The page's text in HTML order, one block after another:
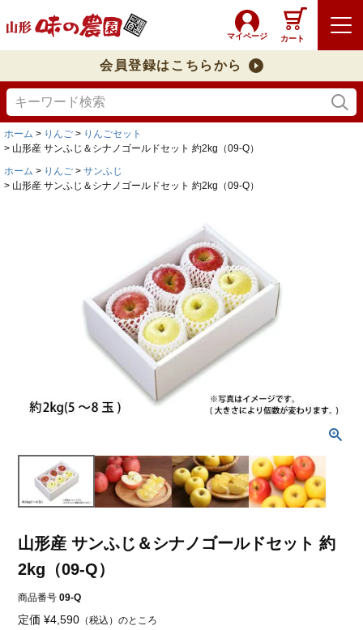
マイページ カート
会員登録はこちらから
ホーム りんご
りんごセット
山形産 サンふじ＆シナノゴールドセット 約2kg（09-Q）
ホーム
りんご
サンふじ
山形産 サンふじ＆シナノゴールドセット 約2kg（09-Q）
山形産 サンふじ＆シナノゴールドセット 約
2kg（09-Q）
商品番号 09-Q
定価 ¥4,590 （税込）のところ